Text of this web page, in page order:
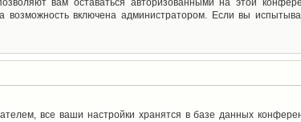
вам оставаться авторизованными на этой
возможность включена администратором. Если вы
все ваши настройки хранятся в базе данных